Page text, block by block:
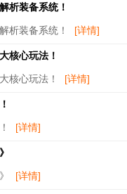
析装备系统！
析装备系统！ [详情]
核心玩法！
核心玩法！ [详情]
[详情]
[详情]